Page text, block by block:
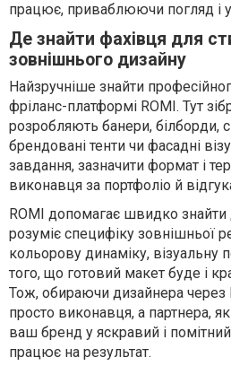
працює, приваблюючи погляд і
Де знайти фахівця для
зовнішнього дизайну
Найзручніше знайти
фріланс-платформі ROMI. Тут
розробляють банери, білборди,
брендовані тенти чи фасадні
завдання, зазначити формат і
виконавця за портфоліо й
ROMI допомагає швидко знайти
розуміє специфіку зовнішньої
кольорову динаміку, візуальну
того, що готовий макет буде і
Тож, обираючи дизайнера через
просто виконавця, а партнера,
ваш бренд у яскравий і
працює на результат.